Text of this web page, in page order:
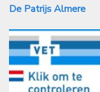
De Patrijs Almere